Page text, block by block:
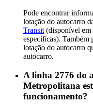
Pode encontrar
lotação do autocarro
Transit (disponível em
específicas). Também
lotação do autocarro
autocarro.
A linha 2776 do
Metropolitana
funcionamento?